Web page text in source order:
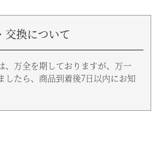
交換について
、万全を期しておりますが、万一
したら、商品到着後7日以内にお知